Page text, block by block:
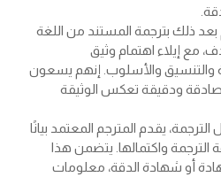
بعد ذلك بترجمة المستند من اللغة
مع إيلاء اهتمام وثيق
والتنسيق والأسلوب. إنهم يسعون
صادقة ودقيقة تعكس الوثيقة
يقدم المترجم المعتمد بيانًا
واكتمالها. يتضمن هذا
أو شهادة الدقة، معلومات